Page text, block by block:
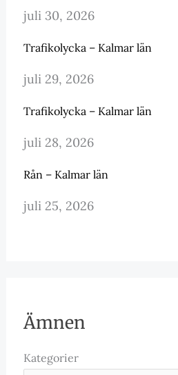
juli 30, 2026
Trafikolycka – Kalmar län
juli 29, 2026
Trafikolycka – Kalmar län
juli 28, 2026
Rån – Kalmar län
juli 25, 2026
Ämnen
Kategorier